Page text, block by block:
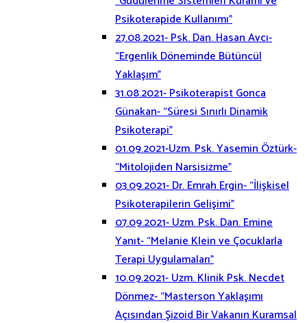
Psikoterapide Kullanımı”
27.08.2021- Psk. Dan. Hasan Avcı-
“Ergenlik Döneminde Bütüncül
Yaklaşım”
31.08.2021- Psikoterapist Gonca
Günakan- “Süresi Sınırlı Dinamik
Psikoterapi”
01.09.2021-Uzm. Psk. Yasemin Öztürk-
“Mitolojiden Narsisizme”
03.09.2021- Dr. Emrah Ergin- “İlişkisel
Psikoterapilerin Gelişimi”
07.09.2021- Uzm. Psk. Dan. Emine
Yanıt- “Melanie Klein ve Çocuklarla
Terapi Uygulamaları”
10.09.2021- Uzm. Klinik Psk. Necdet
Dönmez- “Masterson Yaklaşımı
Açısından Şizoid Bir Vakanın Kuramsal